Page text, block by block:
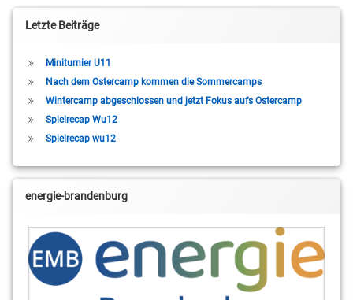
Letzte Beiträge
Miniturnier U11
Nach dem Ostercamp kommen die Sommercamps
Wintercamp abgeschlossen und jetzt Fokus aufs Ostercamp
Spielrecap Wu12
Spielrecap wu12
energie-brandenburg